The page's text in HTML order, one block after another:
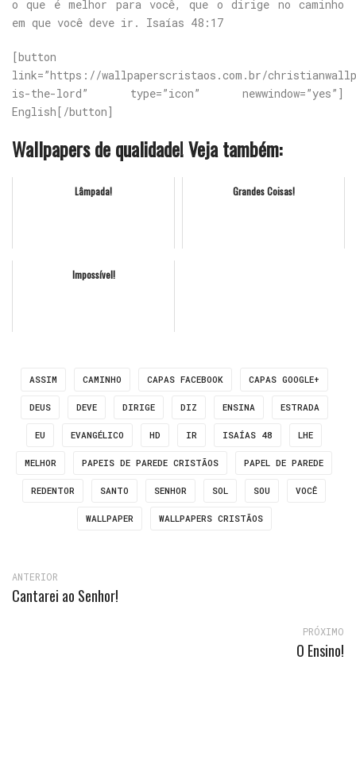
o que é melhor para você, que o dirige no caminho
em que você deve ir. Isaías 48:17
[button
link=”https://wallpaperscristaos.com.br/
is-the-lord” type=”icon” newwindow=”yes”]
English[/button]
Wallpapers de qualidade! Veja também:
Lâmpada! Grandes Coisas!
Impossível!
ASSIM CAMINHO CAPAS FACEBOOK CAPAS GOOGLE+
DEUS DEVE DIRIGE DIZ ENSINA ESTRADA
EU EVANGÉLICO HD IR ISAÍAS 48 LHE
MELHOR PAPEIS DE PAREDE CRISTÃOS PAPEL DE PAREDE
REDENTOR SANTO SENHOR SOL SOU VOCÊ
WALLPAPER WALLPAPERS CRISTÃOS
ANTERIOR
Cantarei ao Senhor!
PRÓXIMO
O Ensino!